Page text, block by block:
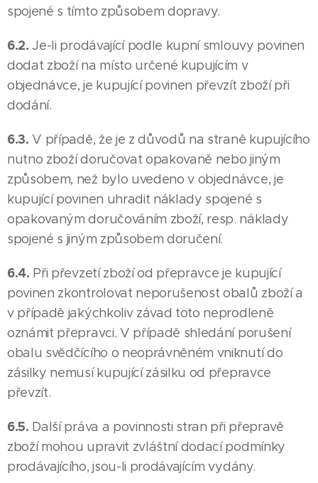
spojené s tímto způsobem dopravy.
6.2.Je-li prodávající podle kupní smlouvy povinen
dodat zboží na místo určené kupujícím v
objednávce, je kupující povinen převzít zboží při
dodání.
6.3.V případě, že je z důvodů na straně kupujícího
nutno zboží doručovat opakovaně nebo jiným
způsobem, než bylo uvedeno v objednávce, je
kupující povinen uhradit náklady spojené s
opakovaným doručováním zboží, resp. náklady
spojené s jiným způsobem doručení.
6.4. Při převzetí zboží od přepravce je kupující
povinen zkontrolovat neporušenost obalů zboží a
v případě jakýchkoliv závad toto neprodleně
oznámit přepravci. V případě shledání porušení
obalu svědčícího o neoprávněném vniknutí do
zásilky nemusí kupující zásilku od přepravce
převzít.
6.5. Další práva a povinnosti stran při přepravě
zboží mohou upravit zvláštní dodací podmínky
prodávajícího, jsou-li prodávajícím vydány.